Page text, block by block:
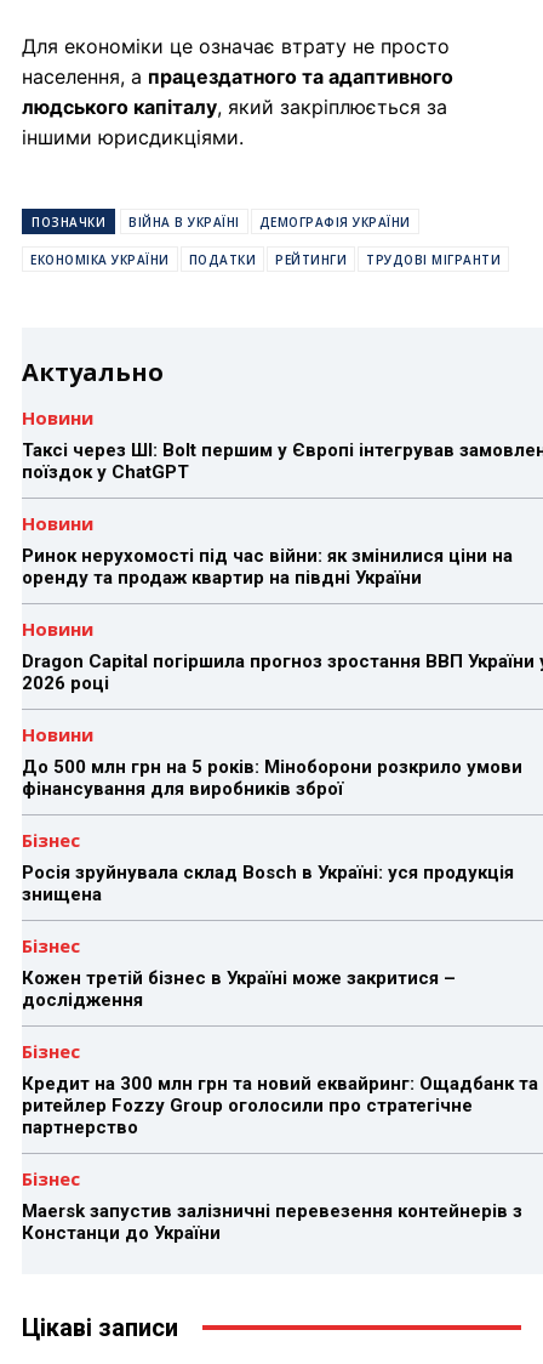
Для економіки це означає втрату не просто
населення, а працездатного та адаптивного
людського капіталу, який закріплюється за
іншими юрисдикціями.
ПОЗНАЧКИ ВІЙНА В УКРАЇНІ ДЕМОГРАФІЯ УКРАЇНИ
ЕКОНОМІКА УКРАЇНИ ПОДАТКИ РЕЙТИНГИ ТРУДОВІ МІГРАНТИ
Актуально
Новини
Таксі через ШІ: Bolt першим у Європі інтегрував
поїздок у ChatGPT
Новини
Ринок нерухомості під час війни: як змінилися ціни на
оренду та продаж квартир на півдні України
Новини
Dragon Capital погіршила прогноз зростання ВВП України
2026 році
Новини
До 500 млн грн на 5 років: Міноборони розкрило умови
фінансування для виробників зброї
Бізнес
Росія зруйнувала склад Bosch в Україні: уся продукція
знищена
Бізнес
Кожен третій бізнес в Україні може закритися –
дослідження
Бізнес
Кредит на 300 млн грн та новий еквайринг: Ощадбанк та
ритейлер Fozzy Group оголосили про стратегічне
партнерство
Бізнес
Maersk запустив залізничні перевезення контейнерів з
Констанци до України
Цікаві записи